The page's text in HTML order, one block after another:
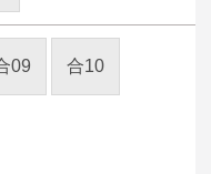
09 合10